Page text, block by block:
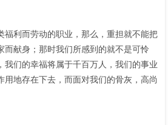
福利而劳动的职业，那么，重担就不能把
而献身；那时我们所感到的就不是可怜
我们的幸福将属于千百万人，我们的事业
用地存在下去，而面对我们的骨灰，高尚